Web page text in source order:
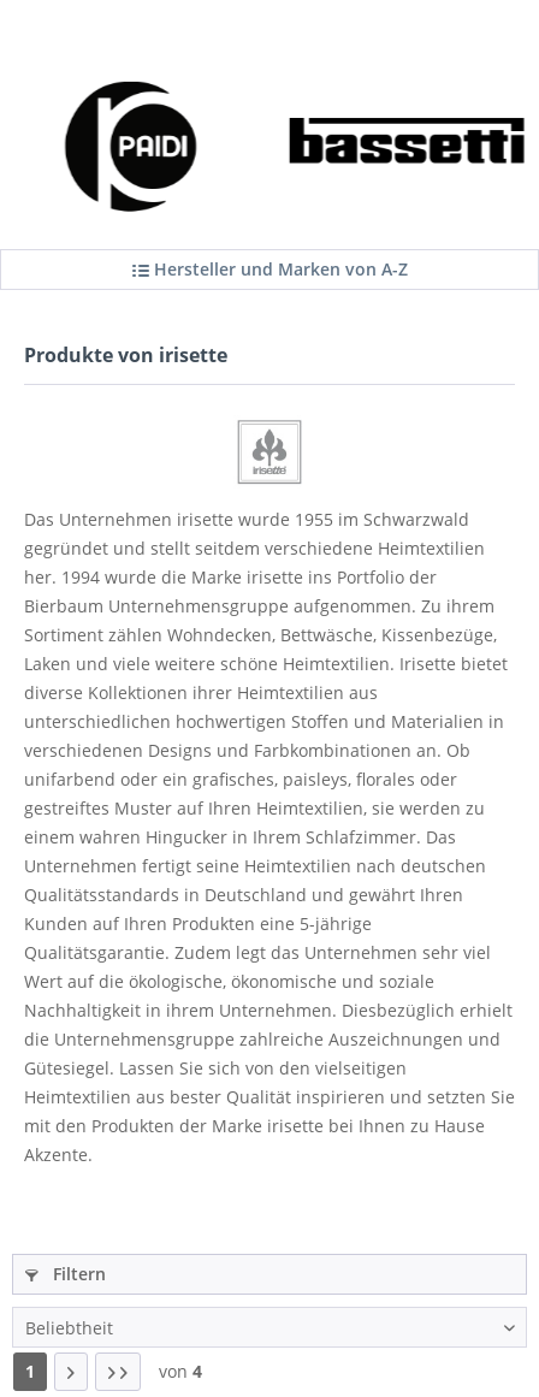
Hersteller und Marken von A-Z
Produkte von irisette
Das Unternehmen irisette wurde 1955 im Schwarzwald
gegründet und stellt seitdem verschiedene Heimtextilien
her. 1994 wurde die Marke irisette ins Portfolio der
Bierbaum Unternehmensgruppe aufgenommen. Zu ihrem
Sortiment zählen Wohndecken, Bettwäsche, Kissenbezüge,
Laken und viele weitere schöne Heimtextilien. Irisette bietet
diverse Kollektionen ihrer Heimtextilien aus
unterschiedlichen hochwertigen Stoffen und Materialien in
verschiedenen Designs und Farbkombinationen an. Ob
unifarbend oder ein grafisches, paisleys, florales oder
gestreiftes Muster auf Ihren Heimtextilien, sie werden zu
einem wahren Hingucker in Ihrem Schlafzimmer. Das
Unternehmen fertigt seine Heimtextilien nach deutschen
Qualitätsstandards in Deutschland und gewährt Ihren
Kunden auf Ihren Produkten eine 5-jährige
Qualitätsgarantie. Zudem legt das Unternehmen sehr viel
Wert auf die ökologische, ökonomische und soziale
Nachhaltigkeit in ihrem Unternehmen. Diesbezüglich erhielt
die Unternehmensgruppe zahlreiche Auszeichnungen und
Gütesiegel. Lassen Sie sich von den vielseitigen
Heimtextilien aus bester Qualität inspirieren und setzten Sie
mit den Produkten der Marke irisette bei Ihnen zu Hause
Akzente.
Filtern
1 von 4